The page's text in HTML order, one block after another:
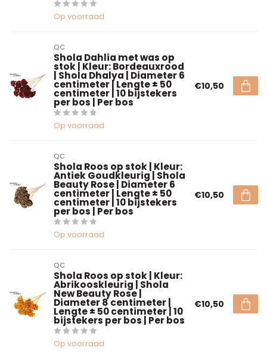
Op voorraad
QC
Shola Dahlia met was op
stok | Kleur: Bordeauxrood
| Shola Dhalya | Diameter 6
centimeter | Lengte ± 50
centimeter | 10 bijstekers
per bos | Per bos
Op voorraad
€10,50
QC
Shola Roos op stok | Kleur:
Antiek Goudkleurig | Shola
Beauty Rose | Diameter 6
centimeter | Lengte ± 50
centimeter | 10 bijstekers
per bos | Per bos
Op voorraad
€10,50
QC
Shola Roos op stok | Kleur:
Abrikooskleurig | Shola
New Beauty Rose |
Diameter 8 centimeter |
Lengte ± 50 centimeter | 10
bijstekers per bos | Per bos
Op voorraad
€10,50